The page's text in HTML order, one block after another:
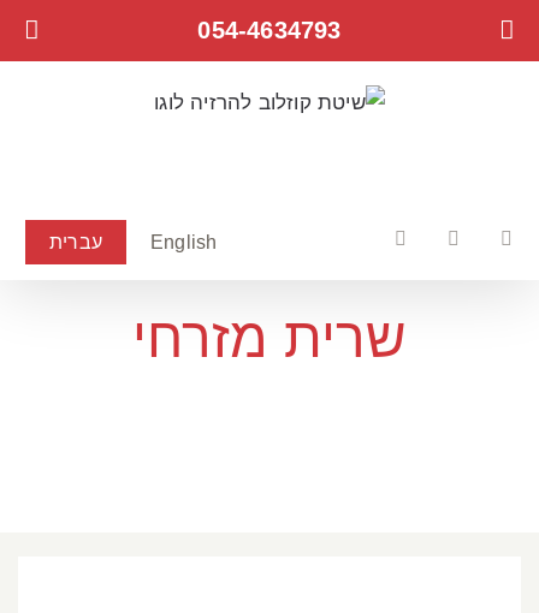
דלג
English עברית Instagram
YouTube
Facebook
054-4634793
שרית מזרחי